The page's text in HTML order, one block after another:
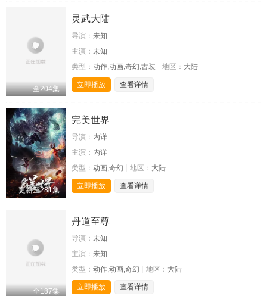
全204集
灵武大陆
导演： 未知
主演： 未知
类型： 动作,动画,奇幻,古装 地区： 大陆
立即播放 查看详情
更新至281集
完美世界
导演： 内详
主演： 内详
类型： 动画,奇幻 地区： 大陆
立即播放 查看详情
全187集
丹道至尊
导演： 未知
主演： 未知
类型： 动作,动画,奇幻 地区： 大陆
立即播放 查看详情